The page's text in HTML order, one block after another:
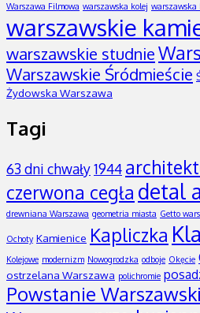
Warszawa Filmowa warszawska kolej warszawska
warszawskie
warszawskie studnie
Warszawskie Śródmieście
Żydowska Warszawa
Tagi
63 dni chwały1944
czerwona cegła detal
drewniana Warszawa geometria miasta Getto
Ochoty Kamienice Kapliczka
Kolejowe modernizm Nowogrodzka odboje Okęcie
ostrzelana Warszawa polichromie
Powstanie